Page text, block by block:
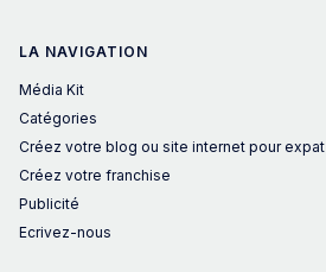
LA NAVIGATION
Média Kit
Catégories
Créez votre blog ou site internet pour expat
Créez votre franchise
Publicité
Ecrivez-nous